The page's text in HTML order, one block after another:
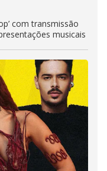
com transmissão
musicais